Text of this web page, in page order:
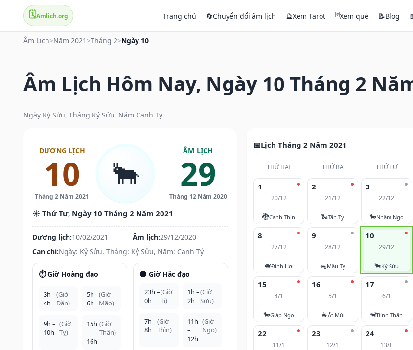
🗓️Amlich.org Trang chủ 🔄Chuyển đổi âm lịch 🔮Xem Tarot 🃏Xem quẻ 📝Blog
Âm Lịch>Năm 2021 >Tháng 2>Ngày 10
Âm Lịch Hôm Nay, Ngày 10 Tháng 2
Ngày Kỷ Sửu, Tháng Kỷ Sửu, Năm Canh Tý
DƯƠNG LỊCH
10
Tháng 2 Năm 2021
🐂
ÂM LỊCH
29
Tháng 12 Năm 2020
☀️ Thứ Tư, Ngày 10 Tháng 2 Năm 2021
Dương lịch:10/02/2021 Âm lịch:29/12/2020
Can chi:Ngày: Kỷ Sửu, Tháng: Kỷ Sửu, Năm: Canh Tý
⏱️ Giờ Hoàng đạo
3h –
4h
(Giờ
Dần)
5h –
6h
(Giờ
Mão)
9h –
10h
(Giờ
Tỵ)
15h
–
16h
(Giờ
Thân)
🌑 Giờ Hắc đạo
23h –
0h
(Giờ
Tí)
1h –
2h
(Giờ
Sửu)
7h –
8h
(Giờ
Thìn)
11h
–
12h
(Giờ
Ngọ)
Lịch Tháng 2 Năm 2021
THỨ HAI THỨ BA THỨ TƯ
1
20/12
🐉Canh Thìn
2
21/12
🐍Tân Tỵ
3
22/12
🐎Nhâm Ngọ
8
27/12
🐖Đinh Hợi
9
28/12
🐀Mậu Tý
10
29/12
🐂Kỷ Sửu
15
4/1
🐎Giáp Ngọ
16
5/1
🐐Ất Mùi
17
6/1
🐒Bính Thân
22
11/1
23
12/1
24
13/1